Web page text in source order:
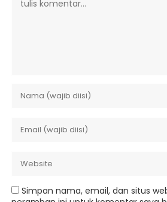
Simpan nama, email, dan situs